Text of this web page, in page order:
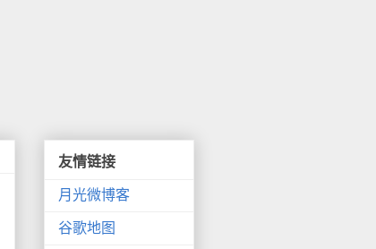
友情链接
月光微博客
谷歌地图